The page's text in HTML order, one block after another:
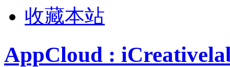
收藏本站
AppCloud :